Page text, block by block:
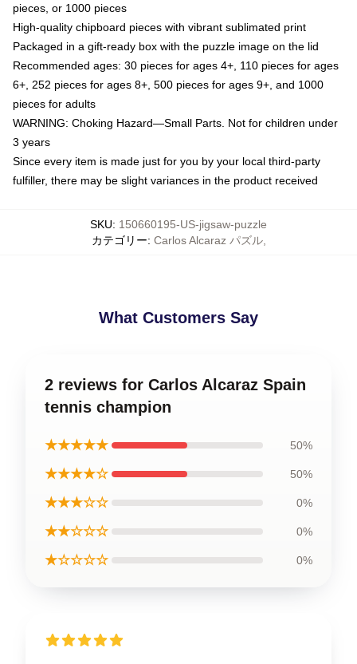
pieces, or 1000 pieces
High-quality chipboard pieces with vibrant sublimated print
Packaged in a gift-ready box with the puzzle image on the lid
Recommended ages: 30 pieces for ages 4+, 110 pieces for ages
6+, 252 pieces for ages 8+, 500 pieces for ages 9+, and 1000
pieces for adults
WARNING: Choking Hazard—Small Parts. Not for children under
3 years
Since every item is made just for you by your local third-party
fulfiller, there may be slight variances in the product received
SKU: 150660195-US-jigsaw-puzzle
カテゴリー: Carlos Alcaraz パズル,
What Customers Say
2 reviews for Carlos Alcaraz Spain
tennis champion
★★★★★ 50%
★★★★☆ 50%
★★★☆☆ 0%
★★☆☆☆ 0%
★☆☆☆☆ 0%